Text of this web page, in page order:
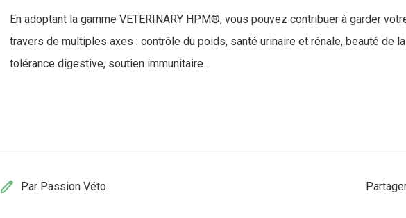
En adoptant la gamme VETERINARY HPM®, vous pouvez contribuer à garder
travers de multiples axes : contrôle du poids, santé urinaire et rénale, beauté de
tolérance digestive, soutien immunitaire…
edit Par Passion Véto